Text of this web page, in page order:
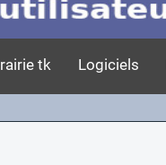
tk Logiciels